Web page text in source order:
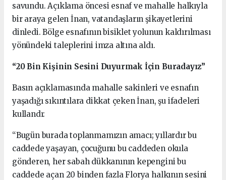
savundu. Açıklama öncesi esnaf ve mahalle halkıyla
bir araya gelen İnan, vatandaşların şikayetlerini
dinledi. Bölge esnafının bisiklet yolunun kaldırılması
yönündeki taleplerini imza altına aldı.
“20 Bin Kişinin Sesini Duyurmak İçin Buradayız”
Basın açıklamasında mahalle sakinleri ve esnafın
yaşadığı sıkıntılara dikkat çeken İnan, şu ifadeleri
kullandı:
“Bugün burada toplanmamızın amacı; yıllardır bu
caddede yaşayan, çocuğunu bu caddeden okula
gönderen, her sabah dükkanının kepengini bu
caddede açan 20 binden fazla Florya halkının sesini